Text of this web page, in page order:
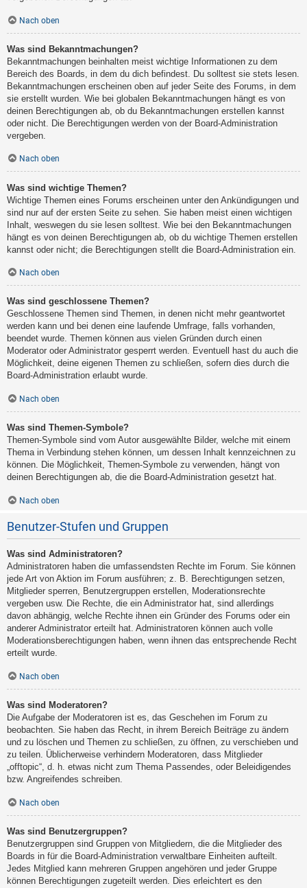
Nach oben
Was sind Bekanntmachungen?
Bekanntmachungen beinhalten meist wichtige Informationen zu dem
Bereich des Boards, in dem du dich befindest. Du solltest sie stets lesen.
Bekanntmachungen erscheinen oben auf jeder Seite des Forums, in dem
sie erstellt wurden. Wie bei globalen Bekanntmachungen hängt es von
deinen Berechtigungen ab, ob du Bekanntmachungen erstellen kannst
oder nicht. Die Berechtigungen werden von der Board-Administration
vergeben.
Nach oben
Was sind wichtige Themen?
Wichtige Themen eines Forums erscheinen unter den Ankündigungen und
sind nur auf der ersten Seite zu sehen. Sie haben meist einen wichtigen
Inhalt, weswegen du sie lesen solltest. Wie bei den Bekanntmachungen
hängt es von deinen Berechtigungen ab, ob du wichtige Themen erstellen
kannst oder nicht; die Berechtigungen stellt die Board-Administration ein.
Nach oben
Was sind geschlossene Themen?
Geschlossene Themen sind Themen, in denen nicht mehr geantwortet
werden kann und bei denen eine laufende Umfrage, falls vorhanden,
beendet wurde. Themen können aus vielen Gründen durch einen
Moderator oder Administrator gesperrt werden. Eventuell hast du auch die
Möglichkeit, deine eigenen Themen zu schließen, sofern dies durch die
Board-Administration erlaubt wurde.
Nach oben
Was sind Themen-Symbole?
Themen-Symbole sind vom Autor ausgewählte Bilder, welche mit einem
Thema in Verbindung stehen können, um dessen Inhalt kennzeichnen zu
können. Die Möglichkeit, Themen-Symbole zu verwenden, hängt von
deinen Berechtigungen ab, die die Board-Administration gesetzt hat.
Nach oben
Benutzer-Stufen und Gruppen
Was sind Administratoren?
Administratoren haben die umfassendsten Rechte im Forum. Sie können
jede Art von Aktion im Forum ausführen; z. B. Berechtigungen setzen,
Mitglieder sperren, Benutzergruppen erstellen, Moderationsrechte
vergeben usw. Die Rechte, die ein Administrator hat, sind allerdings
davon abhängig, welche Rechte ihnen ein Gründer des Forums oder ein
anderer Administrator erteilt hat. Administratoren können auch volle
Moderationsberechtigungen haben, wenn ihnen das entsprechende Recht
erteilt wurde.
Nach oben
Was sind Moderatoren?
Die Aufgabe der Moderatoren ist es, das Geschehen im Forum zu
beobachten. Sie haben das Recht, in ihrem Bereich Beiträge zu ändern
und zu löschen und Themen zu schließen, zu öffnen, zu verschieben und
zu teilen. Üblicherweise verhindern Moderatoren, dass Mitglieder
„offtopic“, d. h. etwas nicht zum Thema Passendes, oder Beleidigendes
bzw. Angreifendes schreiben.
Nach oben
Was sind Benutzergruppen?
Benutzergruppen sind Gruppen von Mitgliedern, die die Mitglieder des
Boards in für die Board-Administration verwaltbare Einheiten aufteilt.
Jedes Mitglied kann mehreren Gruppen angehören und jeder Gruppe
können Berechtigungen zugeteilt werden. Dies erleichtert es den